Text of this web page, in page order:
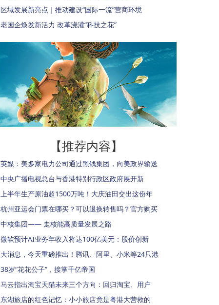
区域发展新亮点｜推动建设“国际一流”营商环境
老国企焕发新活力 改革浇灌“科技之花”
【推荐内容】
英媒：美多家电力公司通过黑钱集团，向美政界输送
中央广播电视总台与香港特别行政区政府展开新
上半年生产原油超1500万吨！大庆油田交出这份年
杭州亚运会门票在哪买？可以退换转售吗？官方购买
中核集团—— 走核能高质量发展之路
微软预计AI业务年收入将达100亿美元：股价创新
大消息，今天重磅推出！腾讯、阿里、小米等24只港
38岁“花花公子”，接掌千亿帝国
马云指出淘宝天猫未来三个方向：回归淘宝、用户
东湖旅店的红色记忆：小小旅店竟是粤港大营救的